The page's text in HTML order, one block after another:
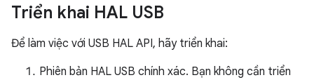
Triển khai HAL USB
Để làm việc với USB HAL API, hãy triển khai:
Phiên bản HAL USB chính xác. Bạn không cần triển